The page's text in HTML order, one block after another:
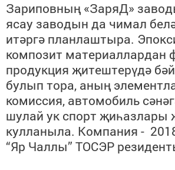
Зариповның «ЗаряД»
ясау заводын да чимал
итәргә планлаштыра.
композит материаллардан
продукция җитештерүдә
булып тора, аның
комиссия, автомобиль
шулай ук спорт җиһазлары
кулланыла. Компания -
“Яр Чаллы” ТОСЭР